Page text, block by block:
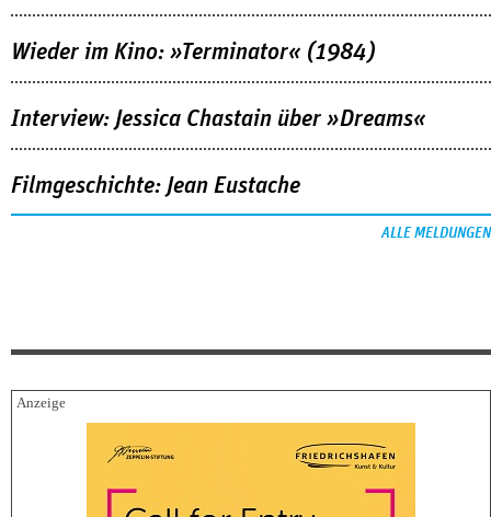
Wieder im Kino: »Terminator« (1984)
Interview: Jessica Chastain über »Dreams«
Filmgeschichte: Jean Eustache
ALLE MELDUNGEN